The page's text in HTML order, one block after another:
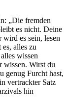
„Die fremden
es nicht. Deine
wird es sein, lesen
alles zu
wissen
wissen. Wirst du
genug Furcht hast,
vertrackter Satz
hin